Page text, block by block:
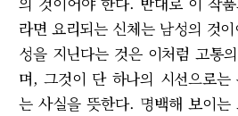
라면 요리되는 신체는 남성의 것
성을 지닌다는 것은 이처럼 고통
며, 그것이 단 하나의 시선으로
는 사실을 뜻한다. 명백해 보이